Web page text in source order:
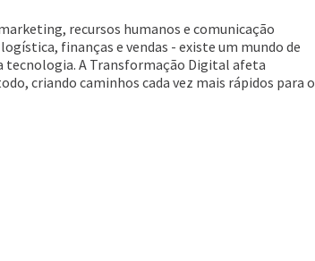
recursos humanos e comunicação
finanças e vendas - existe um mundo de
tecnologia. A Transformação Digital afeta
criando caminhos cada vez mais rápidos para o